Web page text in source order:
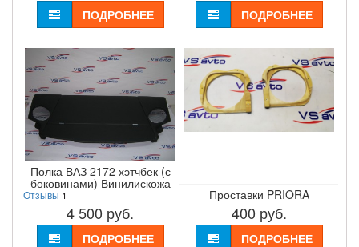
ПОДРОБНЕЕ ПОДРОБНЕЕ
Полка ВАЗ 2172 хэтчбек (с
боковинами) Винилискожа
Отзывы 1
4 500 руб.
ПОДРОБНЕЕ
Проставки PRIORA
400 руб.
ПОДРОБНЕЕ